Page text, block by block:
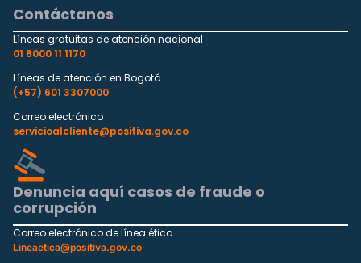
Contáctanos
Líneas gratuitas de atención nacional
01 8000 11 1170
Líneas de atención en Bogotá
(+57) 601 3307000
Correo electrónico
servicioalcliente@positiva.gov.co
Denuncia aquí casos de fraude o
corrupción
Correo electrónico de línea ética
Lineaetica@positiva.gov.co